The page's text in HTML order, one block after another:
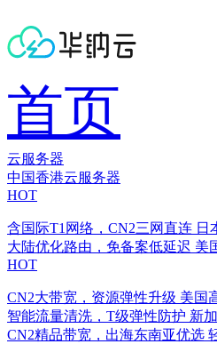
首页
云服务器
中国香港云服务器
HOT
含国际T1网络，CN2三网直连 日
大陆优化路由，免备案低延迟 美
HOT
CN2大带宽，资源弹性升级 美国
智能流量清洗，T级弹性防护 新
CN2精品带宽，出海东南亚优选